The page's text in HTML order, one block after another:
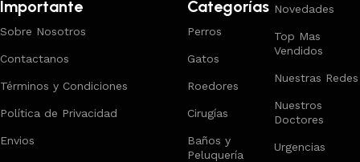
Importante
Sobre Nosotros
Contactanos
Términos y Condiciones
Política de Privacidad
Envios
Categorías
Perros
Gatos
Roedores
Cirugías
Baños y
Peluquería
Novedades
Top Mas
Vendidos
Nuestras Redes
Nuestros
Doctores
Urgencias